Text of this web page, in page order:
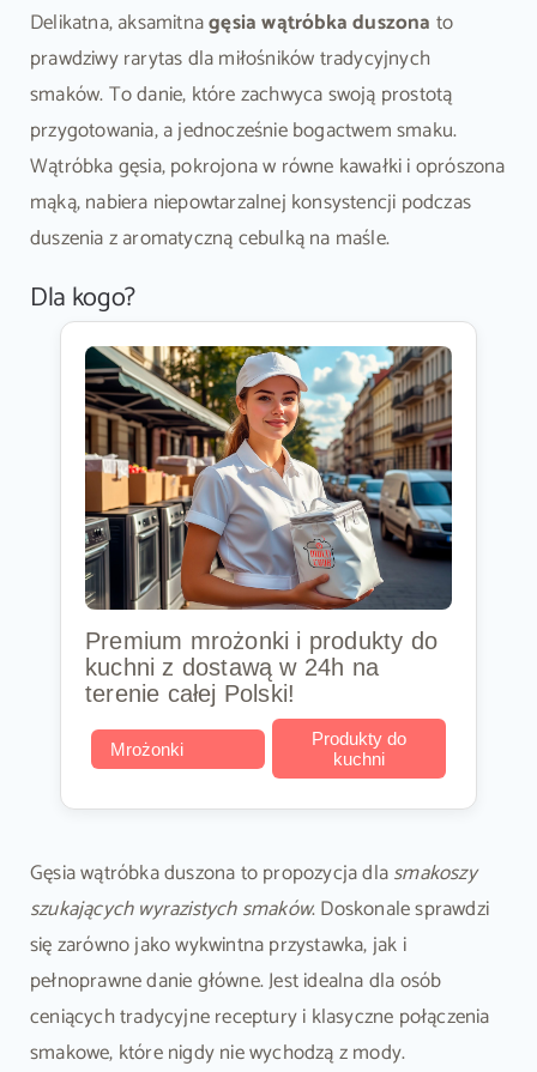
Delikatna, aksamitnagęsia wątróbka duszona to
prawdziwy rarytas dla miłośników tradycyjnych
smaków. To danie, które zachwyca swoją prostotą
przygotowania, a jednocześnie bogactwem smaku.
Wątróbka gęsia, pokrojona w równe kawałki i oprószona
mąką, nabiera niepowtarzalnej konsystencji podczas
duszenia z aromatyczną cebulką na maśle.
Dla kogo?
Premium mrożonki i produkty do
kuchni z dostawą w 24h na
terenie całej Polski!
Mrożonki
Produkty do
kuchni
Gęsia wątróbka duszona to propozycja dlasmakoszy
szukających wyrazistych smaków. Doskonale sprawdzi
się zarówno jako wykwintna przystawka, jak i
pełnoprawne danie główne. Jest idealna dla osób
ceniących tradycyjne receptury i klasyczne połączenia
smakowe, które nigdy nie wychodzą z mody.